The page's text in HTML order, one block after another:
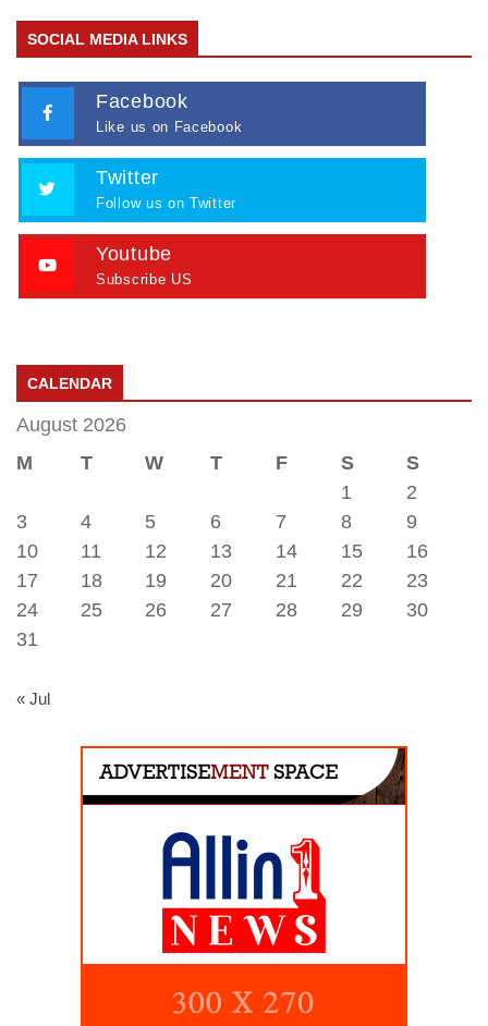
SOCIAL MEDIA LINKS
Facebook
Like us on Facebook
Twitter
Follow us on Twitter
Youtube
Subscribe US
CALENDAR
August 2026
M
T W T F S
S
1
2
3
4 5 6 7 8
9
10
11 12 13 14 15
16
17
18 19 20 21 22
23
24
25 26 27 28 29
30
31
« Jul